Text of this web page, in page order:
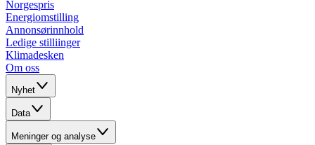
Norgespris
Energiomstilling
Annonsørinnhold
Ledige stilliinger
Klimadesken
Om oss
Nyhet
Data
Meninger og analyse